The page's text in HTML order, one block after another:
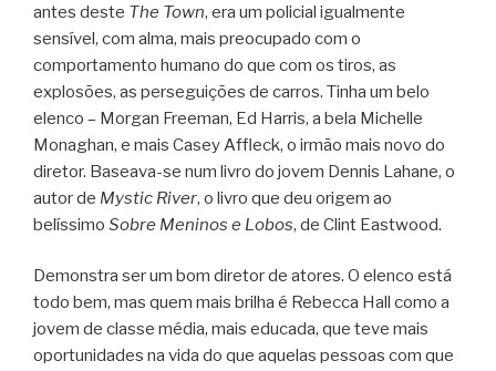
antes deste The Town, era um policial igualmente
sensível, com alma, mais preocupado com o
comportamento humano do que com os tiros, as
explosões, as perseguições de carros. Tinha um belo
elenco – Morgan Freeman, Ed Harris, a bela Michelle
Monaghan, e mais Casey Affleck, o irmão mais novo do
diretor. Baseava-se num livro do jovem Dennis Lahane, o
autor de Mystic River, o livro que deu origem ao
belíssimo Sobre Meninos e Lobos, de Clint Eastwood.
Demonstra ser um bom diretor de atores. O elenco está
todo bem, mas quem mais brilha é Rebecca Hall como a
jovem de classe média, mais educada, que teve mais
oportunidades na vida do que aquelas pessoas com que